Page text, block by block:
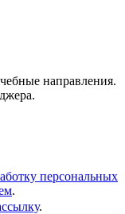
направления.
персональных
.
.